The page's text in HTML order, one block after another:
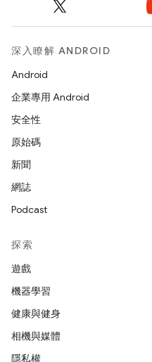
深入瞭解 ANDROID
Android
企業專用 Android
安全性
原始碼
新聞
網誌
Podcast
探索
遊戲
機器學習
健康與健身
相機與媒體
隱私權